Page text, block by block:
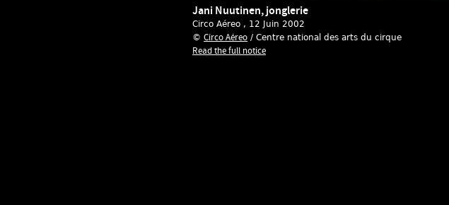
Jani Nuutinen, jonglerie
Circo Aéreo , 12 Juin 2002
© Circo Aéreo / Centre national des arts du cirque
Read the full notice